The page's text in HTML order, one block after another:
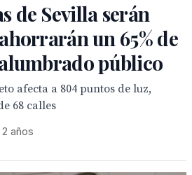
de Sevilla serán
un 65% de
público
afecta a 804 puntos de luz,
68 calles
años